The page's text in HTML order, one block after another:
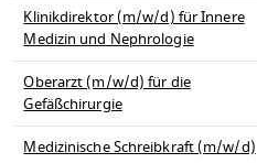
Klinikdirektor (m/w/d) für Innere
Medizin und Nephrologie
Oberarzt (m/w/d) für die
Gefäßchirurgie
Medizinische Schreibkraft (m/w/d)